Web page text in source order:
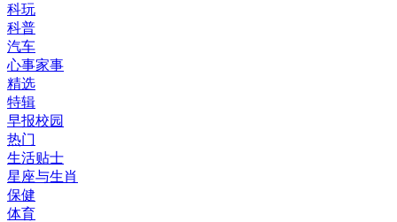
科玩
科普
汽车
心事家事
精选
特辑
早报校园
热门
生活贴士
星座与生肖
保健
体育